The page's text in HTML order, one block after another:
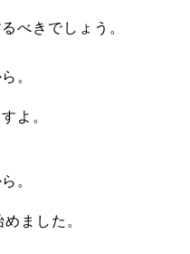
べきでしょう。
。
よ。
。
ました。